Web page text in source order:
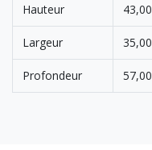
Hauteur 43,00
Largeur 35,00
Profondeur 57,00